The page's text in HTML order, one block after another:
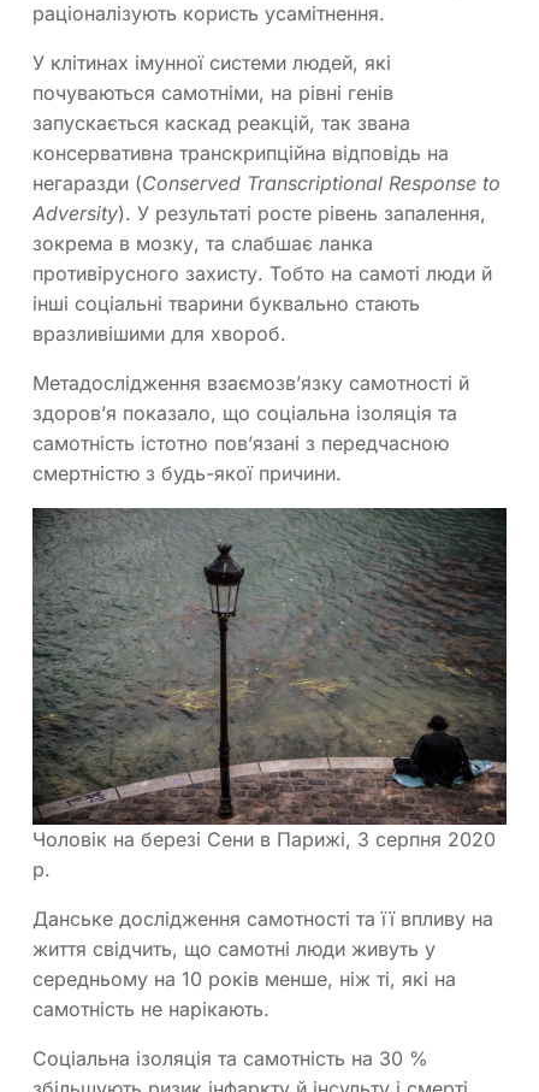
раціоналізують користь усамітнення.
У клітинах імунної системи людей, які
почуваються самотніми, на рівні генів
запускається каскад реакцій, так звана
консервативна транскрипційна відповідь на
негаразди (Conserved Transcriptional Response to
Adversity). У результаті росте рівень запалення,
зокрема в мозку, та слабшає ланка
противірусного захисту. Тобто на самоті люди й
інші соціальні тварини буквально стають
вразливішими для хвороб.
Метадослідження взаємозв’язку самотності й
здоров’я показало, що соціальна ізоляція та
самотність істотно пов’язані з передчасною
смертністю з будь-якої причини.
Чоловік на березі Сени в Парижі, 3 серпня 2020
р.
Данське дослідження самотності та її впливу на
життя свідчить, що самотні люди живуть у
середньому на 10 років менше, ніж ті, які на
самотність не нарікають.
Соціальна ізоляція та самотність на 30 %